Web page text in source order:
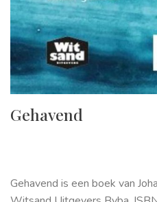
Gehavend
Gehavend is een boek van